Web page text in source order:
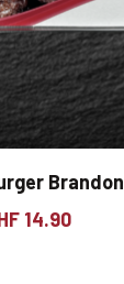
Brandon
14.90